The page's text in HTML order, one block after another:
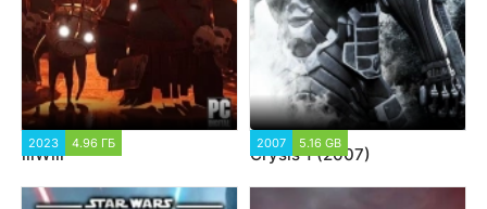
2023 4.96 ГБ
illWill
2007 5.16 GB
Crysis 1 (2007)